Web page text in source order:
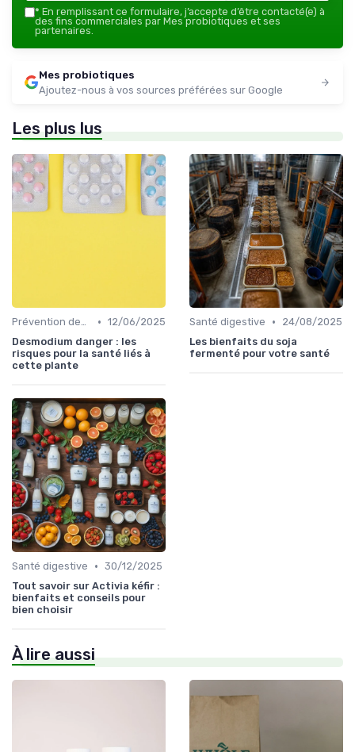
* En remplissant ce formulaire, j’accepte d’être contacté(e) à
des fins commerciales par Mes probiotiques et ses
partenaires.
Mes probiotiques
Ajoutez-nous à vos sources préférées sur Google
Les plus lus
Prévention des maladies • 12/06/2025
Desmodium danger : les
risques pour la santé liés à
cette plante
Santé digestive •
24/08/2025
Les bienfaits du soja
fermenté pour votre santé
Santé digestive • 30/12/2025
Tout savoir sur Activia kéfir :
bienfaits et conseils pour
bien choisir
À lire aussi